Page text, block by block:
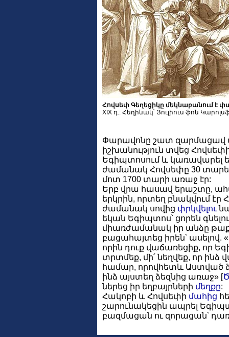
Հովսեփ Գեղեցիկը մեկնաբանում է
XIX դ.: Հեղինակ՝ Յուլիուս ֆոն
Փարավոնը շատ զարմացավ
իշխանություն տվեց
Եգիպտոսում և կառավարել
ժամանակ Հովսեփը 30
մոտ 1700 տարի առաջ էր:
Երբ վրա հասավ երաշտը,
երկրին, որտեղ բնակվում էր
ժամանակ սովից փրկվելու
եկան Եգիպտոս՝ ցորեն
միառժամանակ իր անձը
բացահայտեց իրեն՝ ասելով.
որին դուք վաճառեցիք, որ
տրտմեք, մի՛ նեղվեք, որ ինձ
համար, որովհետև Աստված
ինձ այստեղ ձեզնից առաջ» [
ներեց իր եղբայրների մեղքը:
Հակոբի և Հովսեփի մահից
շարունակեցին ապրել
բազմացան ու զորացան՝